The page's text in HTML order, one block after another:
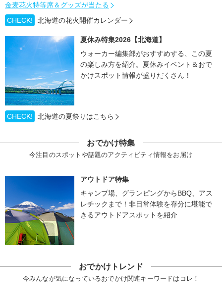
金麦花火特等席＆グッズが当たる
CHECK!
北海道の花火開催カレンダー
夏休み特集2026【北海道】
ウォーカー編集部がおすすめする、この夏
の楽しみ方を紹介。夏休みイベント＆おで
かけスポット情報が盛りだくさん！
CHECK! 北海道の夏祭りはこちら
おでかけ特集
今注目のスポットや話題のアクティビティ情報をお届け
アウトドア特集
キャンプ場、グランピングからBBQ、アス
レチックまで！非日常体験を存分に堪能で
きるアウトドアスポットを紹介
おでかけトレンド
今みんなが気になっているおでかけ関連キーワードはコレ！